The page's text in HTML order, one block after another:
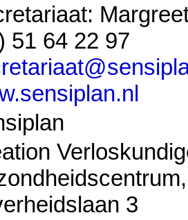
51 64 22 97
3